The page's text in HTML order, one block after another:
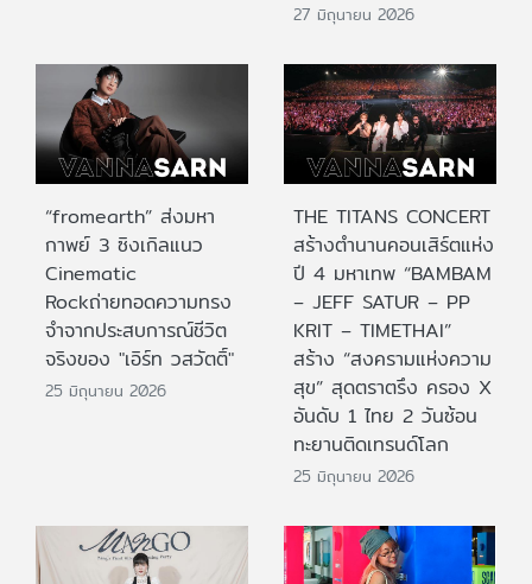
27 มิถุนายน 2026
“fromearth” ส่งมหา
กาพย์ 3 ซิงเกิลแนว
Cinematic
Rockถ่ายทอดความทรง
จำจากประสบการณ์ชีวิต
จริงของ "เอิร์ท วสวัตติ์"
25 มิถุนายน 2026
THE TITANS CONCERT
สร้างตำนานคอนเสิร์ตแห่ง
ปี 4 มหาเทพ “BAMBAM
– JEFF SATUR – PP
KRIT – TIMETHAI”
สร้าง “สงครามแห่งความ
สุข” สุดตราตรึง ครอง X
อันดับ 1 ไทย 2 วันซ้อน
ทะยานติดเทรนด์โลก
25 มิถุนายน 2026